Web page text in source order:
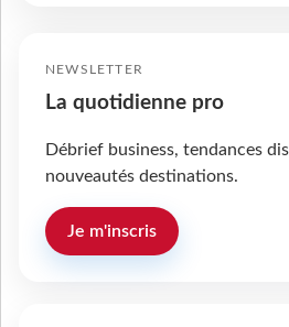
NEWSLETTER
La quotidienne pro
Débrief business, tendances
nouveautés destinations.
Je m'inscris